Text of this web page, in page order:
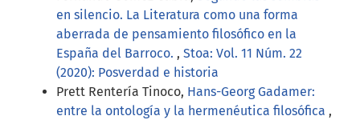
en silencio. La Literatura como una forma
aberrada de pensamiento filosófico en la
España del Barroco. , Stoa: Vol. 11 Núm. 22
(2020): Posverdad e historia
Prett Rentería Tinoco, Hans-Georg Gadamer:
entre la ontología y la hermenéutica filosófica ,